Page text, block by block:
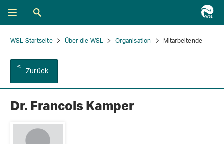
WSL Startseite Über die WSL Organisation Mitarbeitende
Zurück
Dr. Francois Kamper